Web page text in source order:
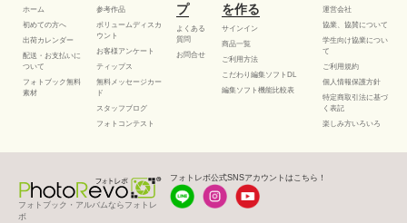
ホーム
初めての方へ
出荷カレンダー
配送・お支払いに
ついて
フォトブック無料
素材
参考作品
ボリュームディスカ
ウント
お客様アンケート
ティップス
無料メッセージカー
ド
スタッフブログ
フォトコンテスト
プ
よくある
質問
お問合せ
を作る
サインイン
商品一覧
ご利用方法
こだわり編集ソフトDL
編集ソフト機能比較表
運営会社
協業、協賛について
学生向け協業につい
て
ご利用規約
個人情報保護方針
特定商取引法に基づ
く表記
楽しみ方いろいろ
フォトブック・アルバムならフォトレ
ボ
フォトレボ公式SNSアカウントはこちら！